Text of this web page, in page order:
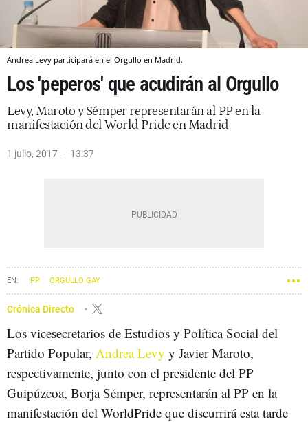
Andrea Levy participará en el Orgullo en Madrid.
Los 'peperos' que acudirán al Orgullo
Levy, Maroto y Sémper representarán al PP en la
manifestación del World Pride en Madrid
1 julio, 2017 13:37
PP ORGULLO GAY
Crónica Directo
Los vicesecretarios de Estudios y Política Social del
Partido Popular, Andrea Levy y Javier Maroto,
respectivamente, junto con el presidente del PP
Guipúzcoa, Borja Sémper, representarán al PP en la
manifestación del WorldPride que discurrirá esta tarde